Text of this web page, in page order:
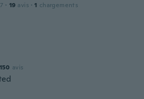
· 19 avis · 1 chargements
150 avis